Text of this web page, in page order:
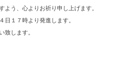
よう、心よりお祈り申し上げます。
日１７時より発進します。
致します。